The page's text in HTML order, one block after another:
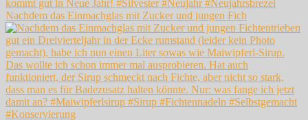
Nachdem das Einmachglas mit Zucker und jungen Fich